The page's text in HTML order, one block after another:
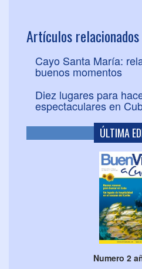
Artículos relacionados
Cayo Santa María:
buenos momentos
Diez lugares para
espectaculares en
ÚLTIMA
Numero 2